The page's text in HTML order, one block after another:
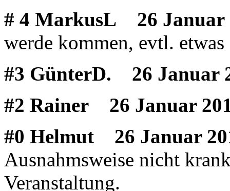
# 4 MarkusL
26 Januar
werde kommen, evtl.
#3 GünterD.
26 Januar
#2 Rainer
26 Januar
#0 Helmut
26 Januar
Ausnahmsweise nicht
Veranstaltung.